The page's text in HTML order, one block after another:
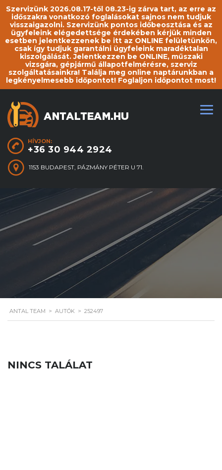
Szervizünk 2026.08.17-től 08.23-ig zárva tart, az erre az
időszakra vonatkozó foglalásokat sajnos nem tudjuk
visszaigazolni. Szervizünk pontos időbeosztása és az
ügyfeleink elégedettsége érdekében kérjük minden
esetben jelentkezzenek be itt az ONLINE felületünkön,
csak így tudjuk garantálni ügyfeleink maradéktalan
kiszolgálását. Jelentkezzen be ONLINE, műszaki
vizsgára, gépjármű állapotfelmérésre, szerviz
szolgáltatásainkra! Találja meg online naptárunkban a
legkényelmesebb időpontot! Foglaljon időpontot most!
HÍVJON:
+36 30 944 2924
1153 BUDAPEST, PÁZMÁNY PÉTER U 71.
ANTAL TEAM > AUTÓK > 252497
NINCS TALÁLAT